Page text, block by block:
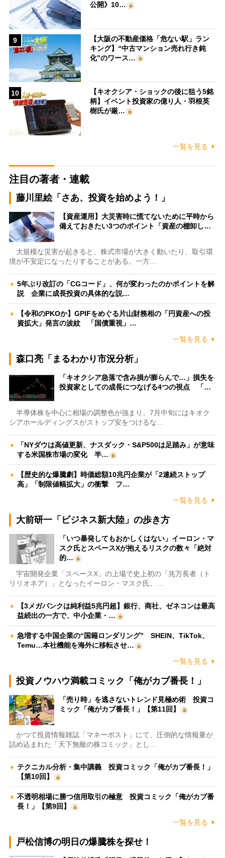
公開》10…
9
【大阪の不動産価格「危ない駅」ラン
キング】“中古マンション売れ行き鈍
化”のワース…
10
【キオクシア・ショックの後に狙う5銘
柄】イベント投資家の億り人・羽根英
樹氏が厳…
一覧を見る
注目の著者・連載
藤川里絵「さあ、投資を始めよう！」
【資産運用】大災害時に慌てないために平時から
備えておきたい3つのポイント「資産の棚卸し…
大規模な災害が起きると、株式市場が大きく動いたり、取引環
境が不安定になったりすることがある。一方…
5年ぶり改訂の「CGコード」、何が変わったのかポイントを解
説 企業に成長投資の具体的な説…
【令和のPKOか】GPIFをめぐる片山財務相の「円資産への投
資拡大」発言の波紋 「国債重視」…
一覧を見る
森口亮「まるわかり市況分析」
「キオクシア急落で含み損が膨らんで…」損失を
投資家としての成長につなげる4つの視点 「…
半導体株を中心に相場の調整色が強まり、7月中旬にはキオク
シアホールディングスがストップ安をつけるな…
「NYダウは高値更新、ナスダック・S&P500は足踏み」が意味
する米国株市場の変化 半…
【歴史的な爆騰劇】時価総額10兆円企業が「2連続ストップ
高」「制限値幅拡大」の衝撃 フ…
一覧を見る
大前研一「ビジネス新大陸」の歩き方
「いつ暴発してもおかしくはない」イーロン・マ
スク氏とスペースXが抱えるリスクの数々「絶対
的…
宇宙開発企業「スペースX」の上場で史上初の「兆万長者（ト
リリオネア）」となったイーロン・マスク氏。…
【3メガバンクは純利益5兆円超】銀行、商社、ゼネコンは最高
益続出の一方で、中小企業・…
急増する中国企業の“国籍ロンダリング” SHEIN、TikTok、
Temu…本社機能を海外に移転させ…
一覧を見る
投資ノウハウ満載コミック「俺がカブ番長！」
「売り時」を逃さないトレンド見極め術 投資コ
ミック「俺がカブ番長！」【第11回】
かつて投資情報雑誌「マネーポスト」にて、圧倒的な情報量が
詰め込まれた「天下無敵の株コミック」とし…
テクニカル分析・集中講義 投資コミック「俺がカブ番長！」
【第10回】
不透明相場に勝つ信用取引の極意 投資コミック「俺がカブ番
長！」【第9回】
一覧を見る
戸松信博の明日の爆騰株を探せ！